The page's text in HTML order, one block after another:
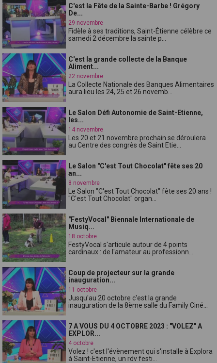
C'est la Fête de la Sainte-Barbe ! Grégory
De...
29 novembre
Fidèle à ses traditions, Saint-Étienne célèbre ce
samedi 2 décembre la sainte p...
C'est la grande collecte de la Banque
Aliment...
22 novembre
La Collecte Nationale des Banques Alimentaires
aura lieu les 24, 25 et 26 novemb...
Le Salon Défi Autonomie de Saint-Etienne,
les...
14 novembre
Les 20 et 21 novembre prochain se déroulera
au Centre des congrès de Saint Etie...
Le Salon "C'est Tout Chocolat" fête ses 20
an...
8 novembre
Le Salon "C'est Tout Chocolat" fête ses 20 ans !
"C'est Tout Chocolat" organ...
"FestyVocal" Biennale Internationale de
Musiq...
18 octobre
FestyVocal s'articule autour de 4 points
cardinaux : de l'amateur au professionn...
Coup de projecteur sur la grande
inauguration...
11 octobre
Jusqu'au 20 octobre c'est la grande
inauguration de la 8ème salle du Family Ciné...
7 A VOUS DU 4 OCTOBRE 2023 : "VOLEZ" A
EXPLOR...
4 octobre
Volez ! c'est l'évènement qui s'installe à Explora
à Saint-Etienne, un rdv festi...